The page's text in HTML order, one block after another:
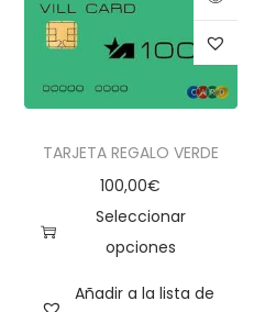
TARJETA REGALO VERDE
100,00€
Seleccionar
opciones
Añadir a la lista de